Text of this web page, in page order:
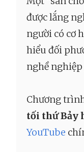
được lắng
người có cơ
hiểu đối
nghề
Chương
tối thứ Bảy
YouTube